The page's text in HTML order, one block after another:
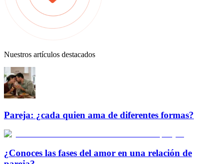
Nuestros artículos destacados
Pareja: ¿cada quien ama de diferentes formas?
¿Conoces las fases del amor en una relación de